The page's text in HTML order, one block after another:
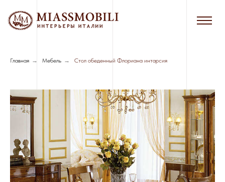
Главная → Мебель → Стол обеденный Флориана интарсия